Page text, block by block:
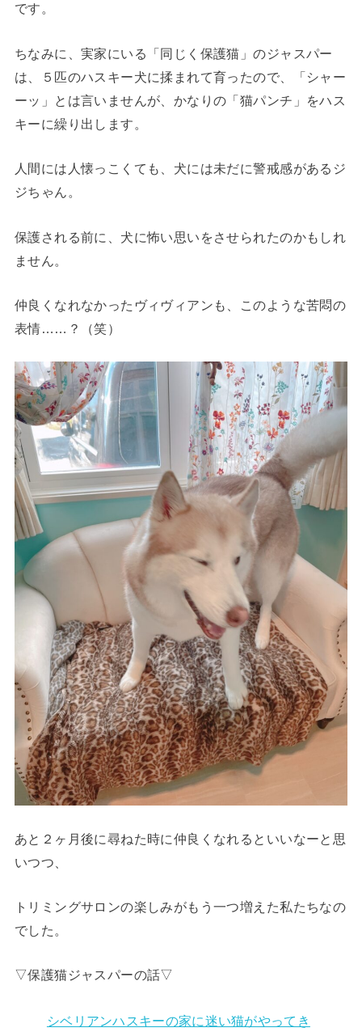
です。
ちなみに、実家にいる「同じく保護猫」のジャスパー
は、５匹のハスキー犬に揉まれて育ったので、「シャー
ーッ」とは言いませんが、かなりの「猫パンチ」をハス
キーに繰り出します。
人間には人懐っこくても、犬には未だに警戒感があるジ
ジちゃん。
保護される前に、犬に怖い思いをさせられたのかもしれ
ません。
仲良くなれなかったヴィヴィアンも、このような苦悶の
表情……？（笑）
あと２ヶ月後に尋ねた時に仲良くなれるといいなーと思
いつつ、
トリミングサロンの楽しみがもう一つ増えた私たちなの
でした。
▽保護猫ジャスパーの話▽
シベリアンハスキーの家に迷い猫がやってき